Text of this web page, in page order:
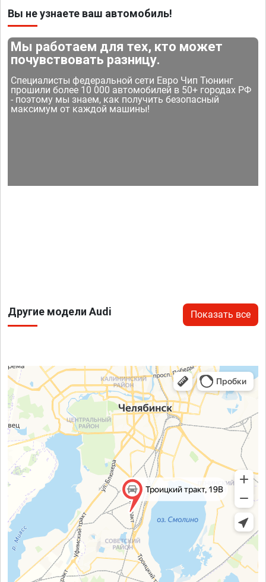
Вы не узнаете ваш автомобиль!
Мы работаем для тех, кто может
почувствовать разницу.
Специалисты федеральной сети Евро Чип Тюнинг
прошили более 10 000 автомобилей в 50+ городах РФ
- поэтому мы знаем, как получить безопасный
максимум от каждой машины!
Другие модели Audi Показать все